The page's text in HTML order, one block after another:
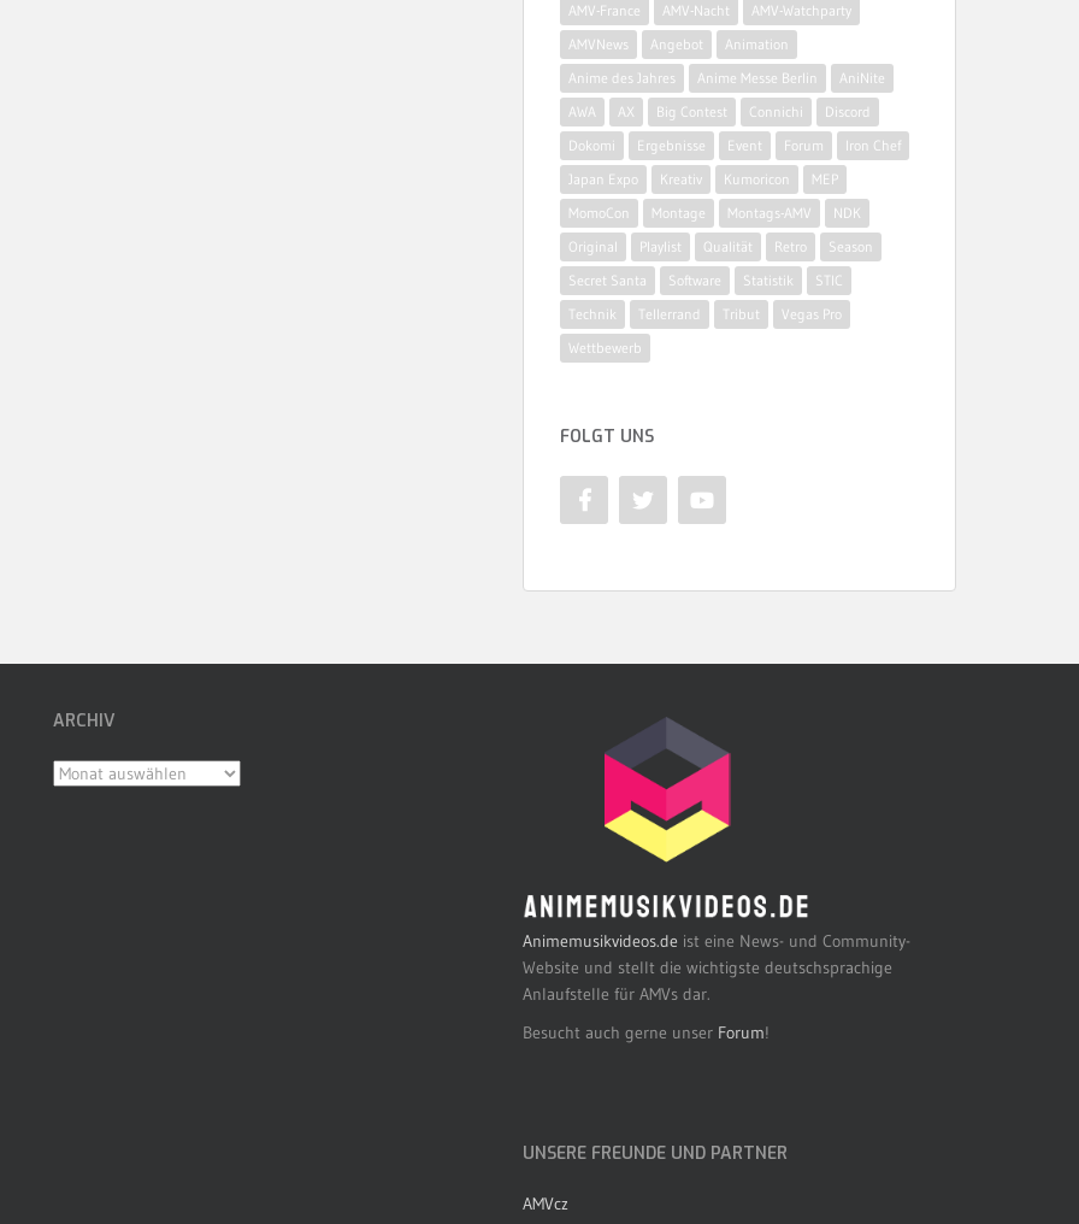
AMV-France
AMV-Nacht
AMV-Watchparty
AMVNews
Angebot
Animation
Anime des Jahres
Anime Messe Berlin
AniNite
AWA
AX Big Contest Connichi
Discord
Dokomi
Ergebnisse Event Forum
Iron Chef
Japan Expo
Kreativ Kumoricon
MEP
MomoCon
Montage Montags-AMV
NDK
Original
Playlist Qualität Retro
Season
Secret Santa
Software Statistik
STIC
Technik
Tellerrand Tribut
Vegas Pro
Wettbewerb
FOLGT UNS
ARCHIV
Archiv
Animemusikvideos.de ist eine News- und Community-
Website und stellt die wichtigste deutschsprachige
Anlaufstelle für AMVs dar.
Besucht auch gerne unser Forum!
UNSERE FREUNDE UND PARTNER
AMVcz